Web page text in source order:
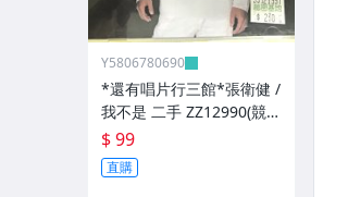
Y5806780690
*還有唱片行三館*張衛健 /
我不是 二手 ZZ12990(競
標)(補單
$ 99
直購